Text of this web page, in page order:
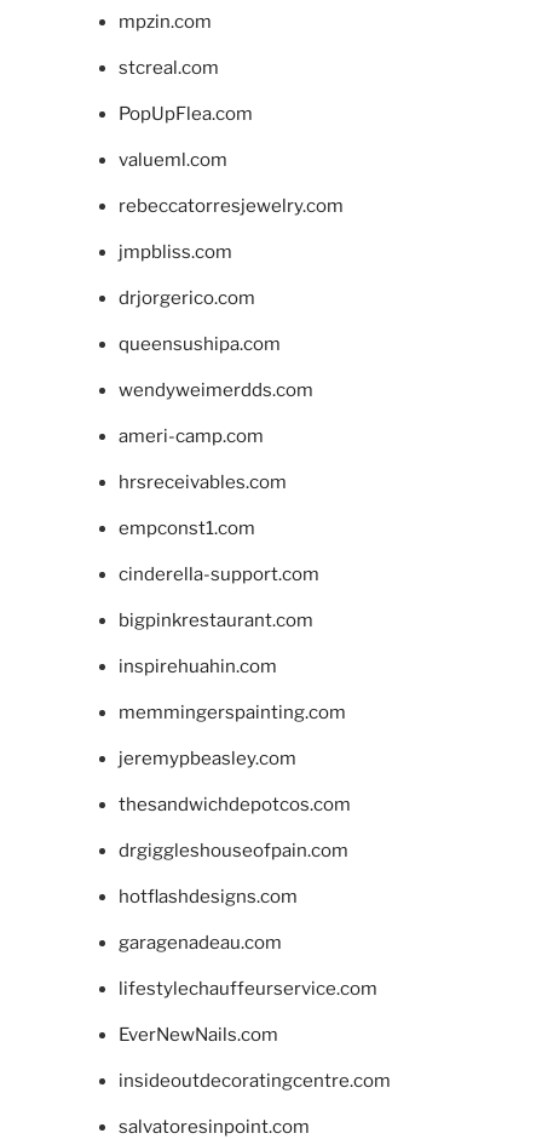
mpzin.com
stcreal.com
PopUpFlea.com
valueml.com
rebeccatorresjewelry.com
jmpbliss.com
drjorgerico.com
queensushipa.com
wendyweimerdds.com
ameri-camp.com
hrsreceivables.com
empconst1.com
cinderella-support.com
bigpinkrestaurant.com
inspirehuahin.com
memmingerspainting.com
jeremypbeasley.com
thesandwichdepotcos.com
drgiggleshouseofpain.com
hotflashdesigns.com
garagenadeau.com
lifestylechauffeurservice.com
EverNewNails.com
insideoutdecoratingcentre.com
salvatoresinpoint.com